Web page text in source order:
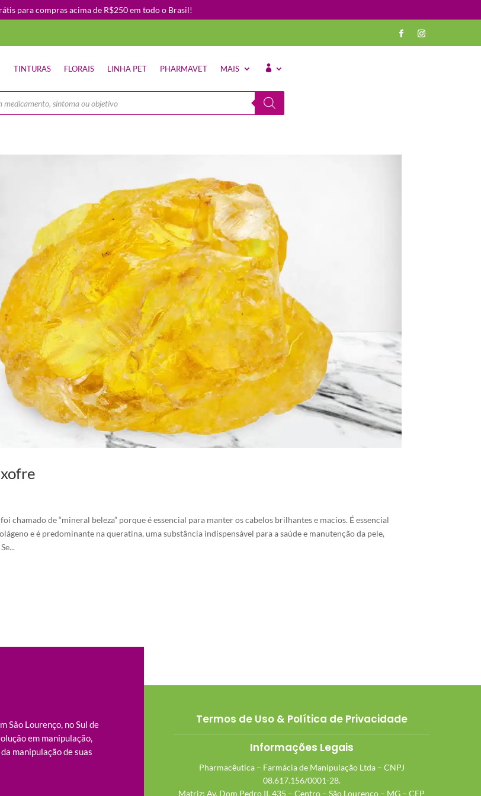
para compras acima de R$250 em todo o Brasil!
TINTURAS FLORAIS LINHA PET PHARMAVET MAIS ⠀
chamado de “mineral beleza” porque é essencial para manter os cabelos brilhantes e macios. É essencial
e é predominante na queratina, uma substância indispensável para a saúde e manutenção da pele,
São Lourenço, no Sul de
em manipulação,
manipulação de suas
Termos de Uso & Política de Privacidade
Informações Legais
Pharmacêutica – Farmácia de Manipulação Ltda – CNPJ
08.617.156/0001-28.
Matriz: Av. Dom Pedro II, 435 – Centro – São Lourenço – MG – CEP